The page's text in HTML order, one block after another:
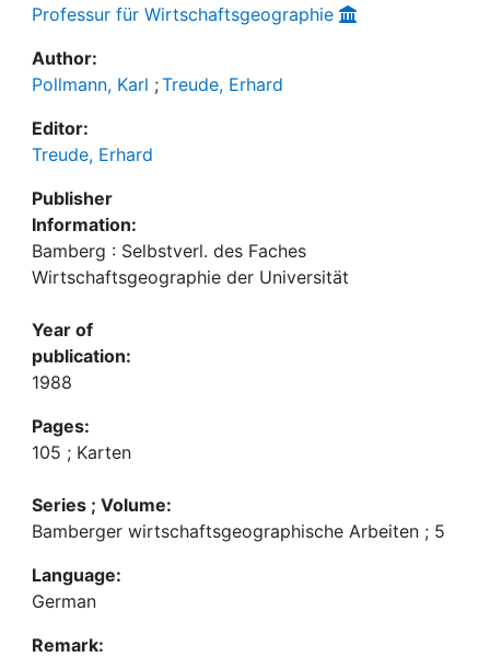
Professur für Wirtschaftsgeographie
Author:
Pollmann, Karl ;Treude, Erhard
Editor:
Treude, Erhard
Publisher
Information:
Bamberg : Selbstverl. des Faches
Wirtschaftsgeographie der Universität
Year of
publication:
1988
Pages:
105 ; Karten
Series ; Volume:
Bamberger wirtschaftsgeographische Arbeiten ; 5
Language:
German
Remark: